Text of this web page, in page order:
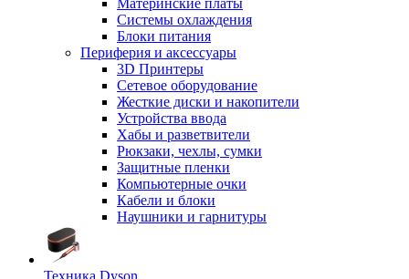
Материнские платы
Системы охлаждения
Блоки питания
Периферия и аксессуары
3D Принтеры
Сетевое оборудование
Жесткие диски и накопители
Устройства ввода
Хабы и разветвители
Рюкзаки, чехлы, сумки
Защитные пленки
Компьютерные очки
Кабели и блоки
Наушники и гарнитуры
Техника Dyson